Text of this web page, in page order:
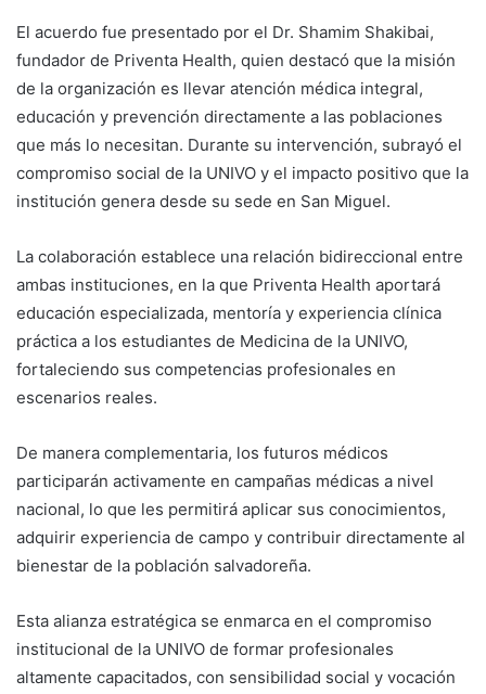
El acuerdo fue presentado por el Dr. Shamim Shakibai,
fundador de Priventa Health, quien destacó que la misión
de la organización es llevar atención médica integral,
educación y prevención directamente a las poblaciones
que más lo necesitan. Durante su intervención, subrayó el
compromiso social de la UNIVO y el impacto positivo que la
institución genera desde su sede en San Miguel.
La colaboración establece una relación bidireccional entre
ambas instituciones, en la que Priventa Health aportará
educación especializada, mentoría y experiencia clínica
práctica a los estudiantes de Medicina de la UNIVO,
fortaleciendo sus competencias profesionales en
escenarios reales.
De manera complementaria, los futuros médicos
participarán activamente en campañas médicas a nivel
nacional, lo que les permitirá aplicar sus conocimientos,
adquirir experiencia de campo y contribuir directamente al
bienestar de la población salvadoreña.
Esta alianza estratégica se enmarca en el compromiso
institucional de la UNIVO de formar profesionales
altamente capacitados, con sensibilidad social y vocación